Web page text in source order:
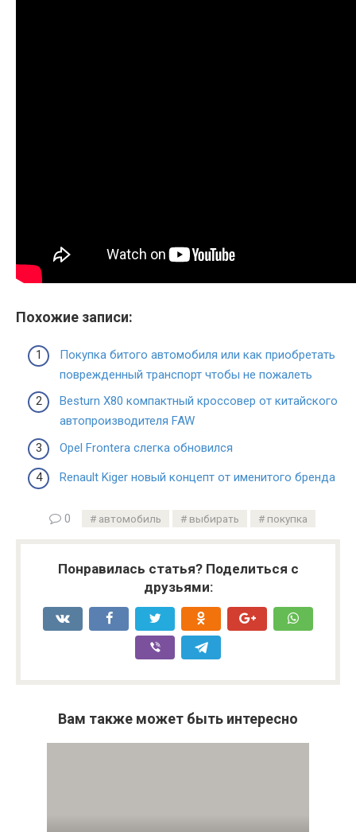
Похожие записи:
Покупка битого автомобиля или как приобретать
поврежденный транспорт чтобы не пожалеть
Besturn X80 компактный кроссовер от китайского
автопроизводителя FAW
Opel Frontera слегка обновился
Renault Kiger новый концепт от именитого бренда
0 автомобиль выбирать покупка
Понравилась статья? Поделиться с
друзьями:
Вам также может быть интересно